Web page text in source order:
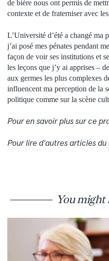
de bière nous ont permis de
contexte et de fraterniser avec
L’Université d’été a changé ma
j’ai posé mes pénates pendant
façon de voir ses institutions et
les leçons que j’y ai apprises –
aux germes les plus complexes
influencent ma perception de la
politique comme sur la scène
Pour en savoir plus sur ce
Pour lire d’autres articles
You might